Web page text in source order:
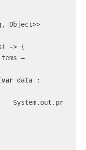
-> {
=
var data :